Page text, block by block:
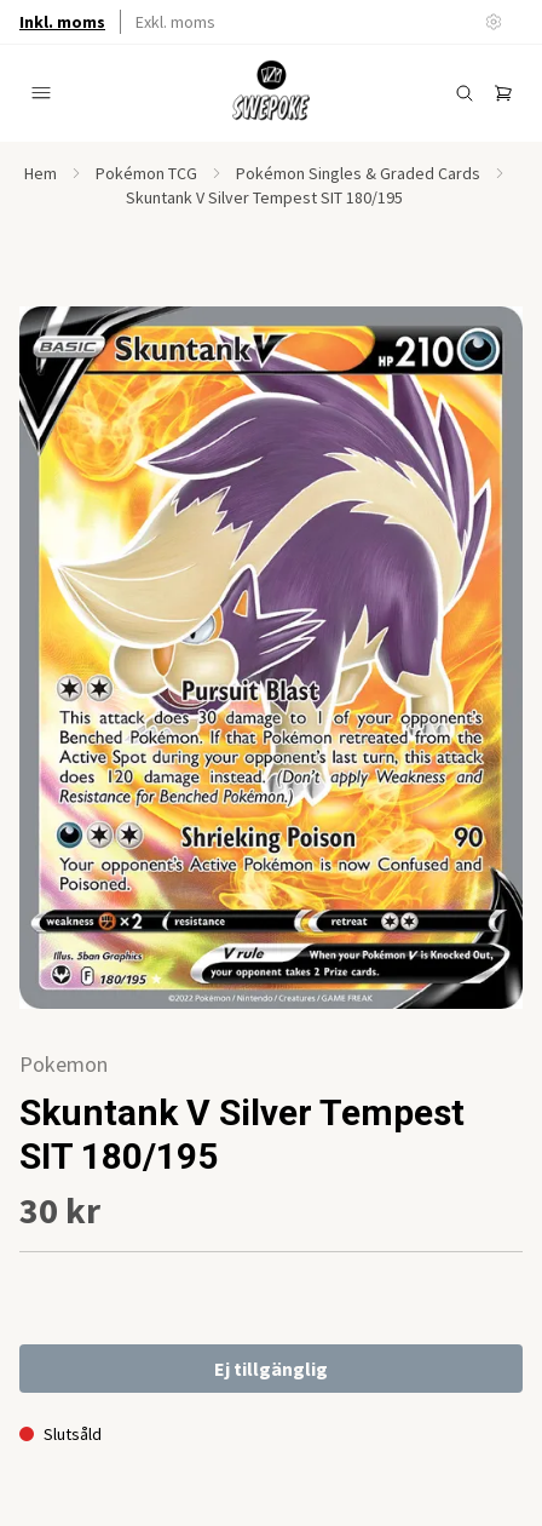
Inkl. moms Exkl. moms
Hem Pokémon TCG
Pokémon Singles & Graded Cards
Skuntank V Silver Tempest SIT 180/195
Pokemon
Skuntank V Silver Tempest
SIT 180/195
30 kr
Ej tillgänglig
Slutsåld